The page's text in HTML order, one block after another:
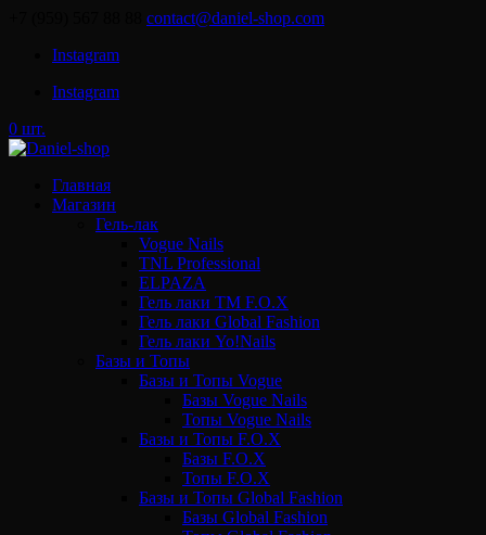
contact@daniel-shop.com
Instagram
Instagram
0 шт.
Главная
Магазин
Гель-лак
Vogue Nails
TNL Professional
ELPAZA
Гель лаки ТМ F.O.X
Гель лаки Global Fashion
Гель лаки Yo!Nails
Базы и Топы
Базы и Топы Vogue
Базы Vogue Nails
Топы Vogue Nails
Базы и Топы F.O.X
Базы F.O.X
Топы F.O.X
Базы и Топы Global Fashion
Базы Global Fashion